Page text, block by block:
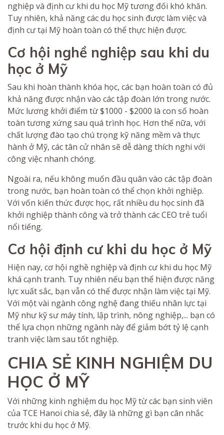
nghiệp và định cư khi du học Mỹ tương đối khó khăn.
Tuy nhiên, khả năng các du học sinh được làm việc và
định cư tại Mỹ hoàn toàn có thể thực hiện được.
Cơ hội nghề nghiệp sau khi du
học ở Mỹ
Sau khi hoàn thành khóa học, các bạn hoàn toàn có đủ
khả năng được nhận vào các tập đoàn lớn trong nước.
Mức lương khởi điểm từ $1000 - $2000 là con số hoàn
toàn tương xứng sau quá trình học. Hơn thế nữa, với
chất lượng đào tạo chú trọng kỹ năng mềm và thực
hành ở Mỹ, các tân cử nhân sẽ dễ dàng thích nghi với
công việc nhanh chóng.
Ngoài ra, nếu không muốn đầu quân vào các tập đoàn
trong nước, bạn hoàn toàn có thể chọn khởi nghiệp.
Với vốn kiến thức được học, rất nhiều du học sinh đã
khởi nghiệp thành công và trở thành các CEO trẻ tuổi
nổi tiếng.
Cơ hội định cư khi du học ở Mỹ
Hiện nay, cơ hội nghề nghiệp và định cư khi du học Mỹ
khá cạnh tranh. Tuy nhiên nếu bạn thể hiện được năng
lực xuất sắc, bạn vẫn có thể được nhận làm việc tại Mỹ.
Với một vài ngành công nghệ đang thiếu nhân lực tại
Mỹ như kỹ sư máy tính, lập trình, nông nghiệp,... bạn có
thể lựa chọn những ngành này để giảm bớt tỷ lệ cạnh
tranh việc làm sau tốt nghiệp.
CHIA SẺ KINH NGHIỆM DU
HỌC Ở MỸ
Với những kinh nghiệm du học Mỹ từ các bạn sinh viên
của TCE Hanoi chia sẻ, đây là những gì bạn cân nhắc
trước khi du học ở Mỹ.